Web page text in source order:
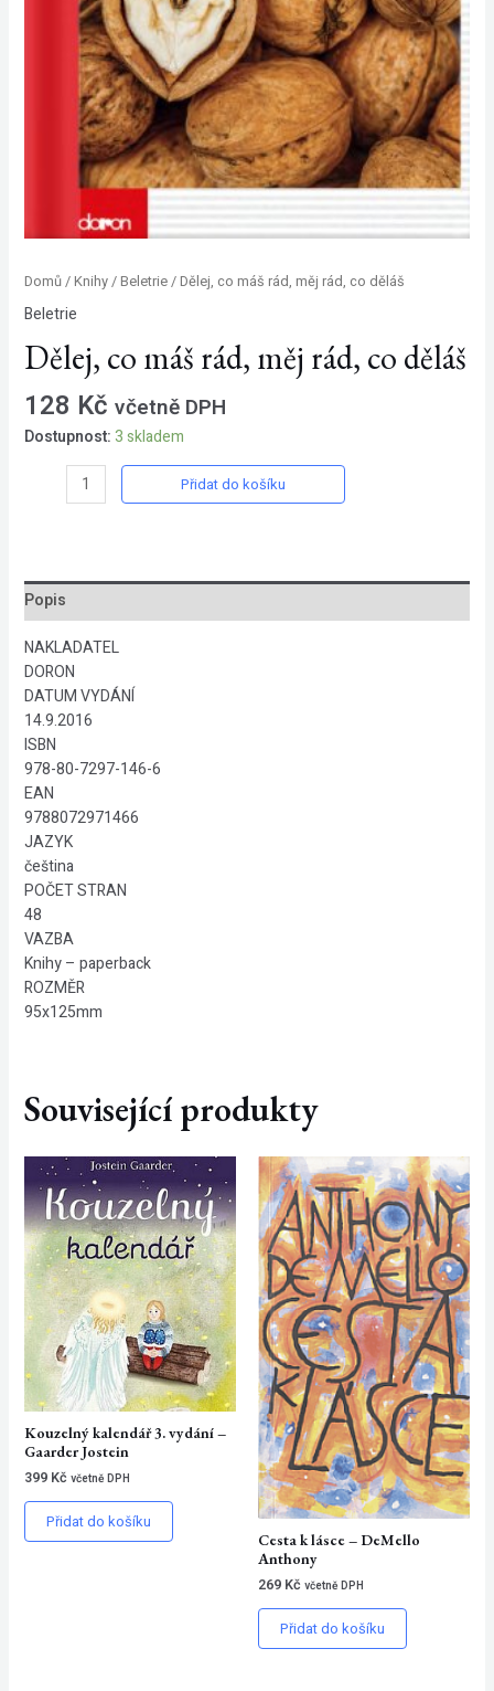
Domů/Knihy/Beletrie/ Dělej, co máš rád, měj rád, co děláš
Beletrie
Dělej, co máš rád, měj rád, co děláš
128 Kč včetně DPH
Dostupnost:3 skladem
rád,
co
děláš
množství
Přidat do košíku
Popis
NAKLADATEL
DORON
DATUM VYDÁNÍ
14.9.2016
ISBN
978-80-7297-146-6
EAN
9788072971466
JAZYK
čeština
POČET STRAN
48
VAZBA
Knihy – paperback
ROZMĚR
95x125mm
Související produkty
Kouzelný kalendář 3. vydání –
Gaarder Jostein
399 Kč včetně DPH
Přidat do košíku
Cesta k lásce – DeMello
Anthony
269 Kč včetně DPH
Přidat do košíku